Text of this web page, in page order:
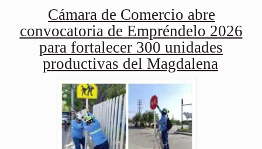
Cámara de Comercio abre
convocatoria de Empréndelo 2026
para fortalecer 300 unidades
productivas del Magdalena